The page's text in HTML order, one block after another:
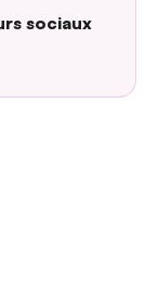
sociaux